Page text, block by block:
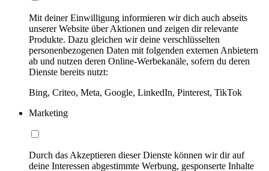
Mit deiner Einwilligung informieren wir dich auch abseits
unserer Website über Aktionen und zeigen dir relevante
Produkte. Dazu gleichen wir deine verschlüsselten
personenbezogenen Daten mit folgenden externen Anbietern
ab und nutzen deren Online-Werbekanäle, sofern du deren
Dienste bereits nutzt:
Bing, Criteo, Meta, Google, LinkedIn, Pinterest, TikTok
Marketing
Durch das Akzeptieren dieser Dienste können wir dir auf
deine Interessen abgestimmte Werbung, gesponserte Inhalte